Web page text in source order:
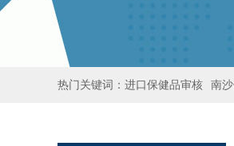
热门关键词： 进口保健品审核 南